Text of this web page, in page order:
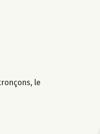
le